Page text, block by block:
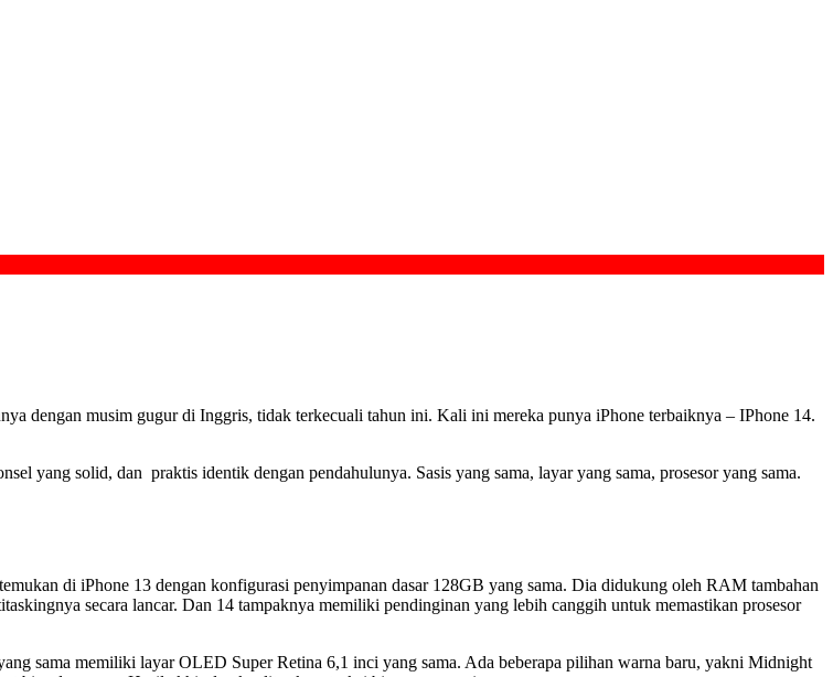
dengan musim gugur di Inggris, tidak terkecuali tahun ini. Kali ini mereka punya iPhone terbaiknya – IPhone 14.
yang solid, dan praktis identik dengan pendahulunya. Sasis yang sama, layar yang sama, prosesor yang sama.
di iPhone 13 dengan konfigurasi penyimpanan dasar 128GB yang sama. Dia didukung oleh RAM tambahan
secara lancar. Dan 14 tampaknya memiliki pendinginan yang lebih canggih untuk memastikan prosesor
sama memiliki layar OLED Super Retina 6,1 inci yang sama. Ada beberapa pilihan warna baru, yakni Midnight